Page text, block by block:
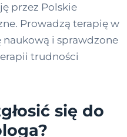
przez Polskie
Prowadzą terapię w
i sprawdzone
trudności
się do